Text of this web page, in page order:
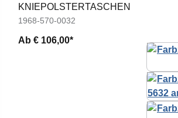
KNIEPOLSTERTASCHEN
1968-570-0032
Ab € 106,00*